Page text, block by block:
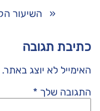
« השיעור
כתיבת תגובה
האימייל לא יוצג באתר.
התגובה שלך *